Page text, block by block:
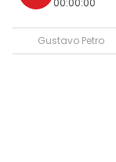
00:00:00
Gustavo Petro